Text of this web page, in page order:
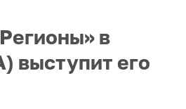
в
выступит его